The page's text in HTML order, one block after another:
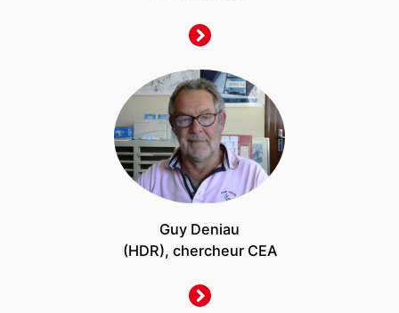
Guy Deniau
(HDR), chercheur CEA